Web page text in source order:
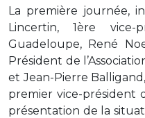
La première journée,
Lincertin, 1ère
Guadeloupe, René
Président de
et Jean-Pierre
premier vice-président
présentation de la